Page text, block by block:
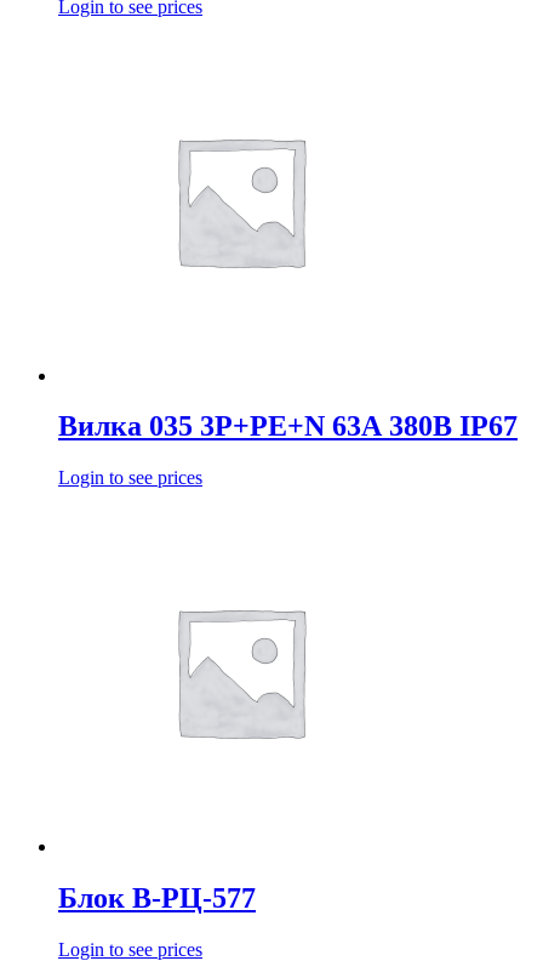
Login to see prices
Вилка 035 3Р+РЕ+N 63А 380В IP67
Login to see prices
Блок В-РЦ-577
Login to see prices